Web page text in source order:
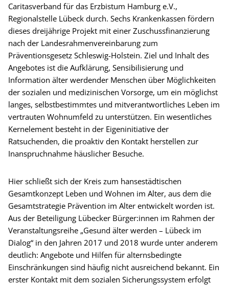
Caritasverband für das Erzbistum Hamburg e.V.,
Regionalstelle Lübeck durch. Sechs Krankenkassen fördern
dieses dreijährige Projekt mit einer Zuschussfinanzierung
nach der Landesrahmenvereinbarung zum
Präventionsgesetz Schleswig-Holstein. Ziel und Inhalt des
Angebotes ist die Aufklärung, Sensibilisierung und
Information älter werdender Menschen über Möglichkeiten
der sozialen und medizinischen Vorsorge, um ein möglichst
langes, selbstbestimmtes und mitverantwortliches Leben im
vertrauten Wohnumfeld zu unterstützen. Ein wesentliches
Kernelement besteht in der Eigeninitiative der
Ratsuchenden, die proaktiv den Kontakt herstellen zur
Inanspruchnahme häuslicher Besuche.
Hier schließt sich der Kreis zum hansestädtischen
Gesamtkonzept Leben und Wohnen im Alter, aus dem die
Gesamtstrategie Prävention im Alter entwickelt worden ist.
Aus der Beteiligung Lübecker Bürger:innen im Rahmen der
Veranstaltungsreihe „Gesund älter werden – Lübeck im
Dialog“ in den Jahren 2017 und 2018 wurde unter anderem
deutlich: Angebote und Hilfen für alternsbedingte
Einschränkungen sind häufig nicht ausreichend bekannt. Ein
erster Kontakt mit dem sozialen Sicherungssystem erfolgt